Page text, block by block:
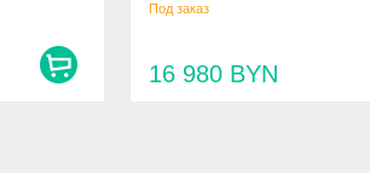
Под заказ
16 980 BYN